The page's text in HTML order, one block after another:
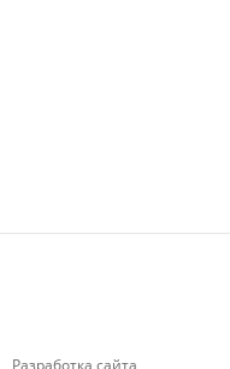
Разработка сайта